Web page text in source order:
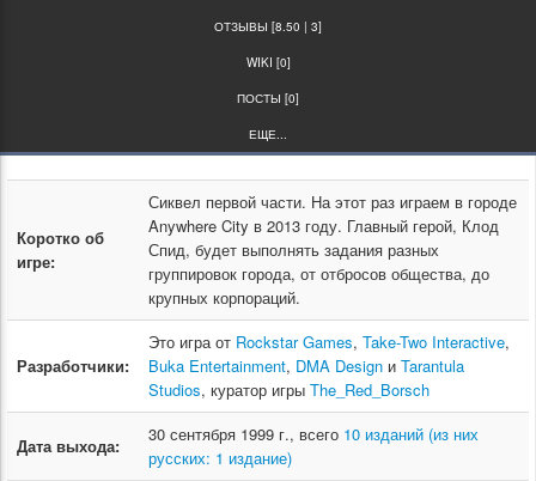
ОТЗЫВЫ [8.50 | 3]
WIKI [0]
ПОСТЫ [0]
ЕЩЕ...
Коротко об
игре:
Сиквел первой части. На этот раз играем в городе
Anywhere City в 2013 году. Главный герой, Клод
Спид, будет выполнять задания разных
группировок города, от отбросов общества, до
крупных корпораций.
Разработчики:
Это игра от Rockstar Games, Take-Two Interactive,
Buka Entertainment, DMA Design и Tarantula
Studios, куратор игры The_Red_Borsch
Дата выхода:
30 сентября 1999 г., всего 10 изданий (из них
русских: 1 издание)